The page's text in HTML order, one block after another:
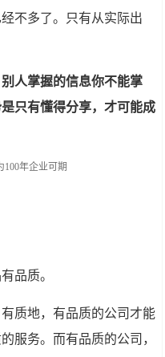
不多了。只有从实际出
人掌握的信息你不能掌
只有懂得分享，才可能成
品质。
质地，有品质的公司才能
服务。而有品质的公司，